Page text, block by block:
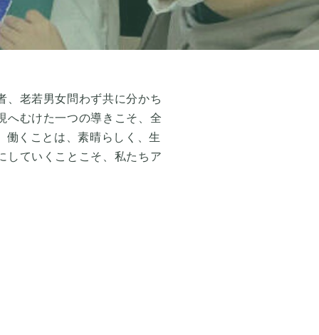
、老若男女問わず共に分かち
へむけた一つの導きこそ、全
働くことは、素晴らしく、生
していくことこそ、私たちア